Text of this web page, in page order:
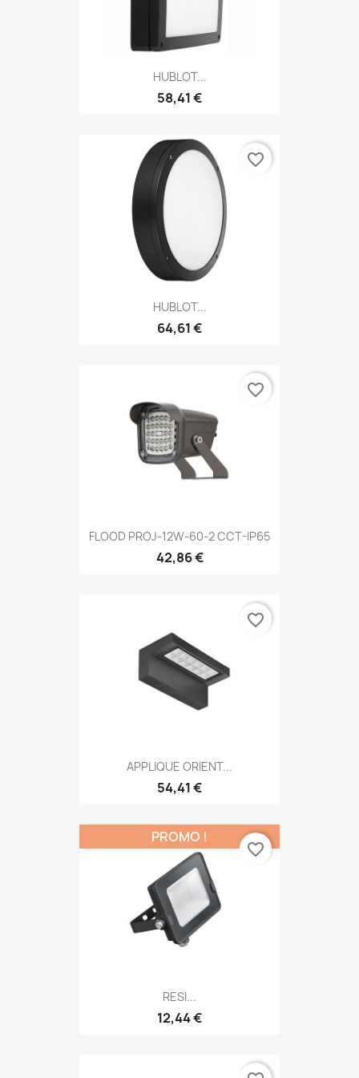
HUBLOT...
58,41 €
HUBLOT...
64,61 €
favorite_border
FLOOD PROJ-12W-60-2 CCT-IP65
42,86 €
favorite_border
APPLIQUE ORIENT...
54,41 €
favorite_border
RESI...
12,44 €
PROMO !
favorite_border